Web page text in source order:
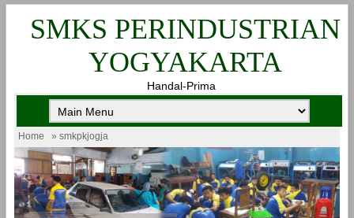
SMKS PERINDUSTRIAN
YOGYAKARTA
Handal-Prima
Home » smkpkjogja